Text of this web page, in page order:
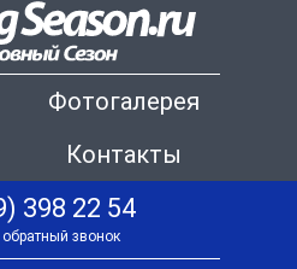
Фотогалерея
Контакты
398 22 54
обратный звонок